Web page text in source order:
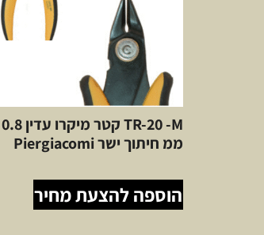
TR-20 -M קטר מיקרו עדין 0.8
ממ חיתוך ישר Piergiacomi
הוספה להצעת מחיר